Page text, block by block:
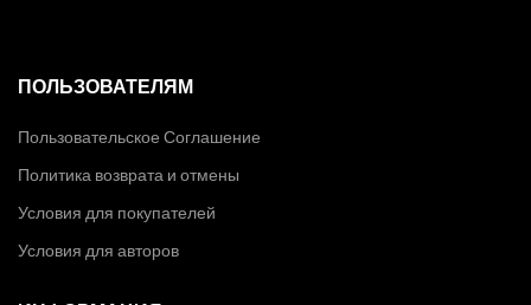
ПОЛЬЗОВАТЕЛЯМ
Пользовательское Соглашение
Политика возврата и отмены
Условия для покупателей
Условия для авторов